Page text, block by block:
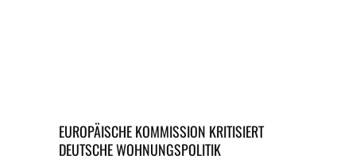
EUROPÄISCHE KOMMISSION KRITISIERT
DEUTSCHE WOHNUNGSPOLITIK